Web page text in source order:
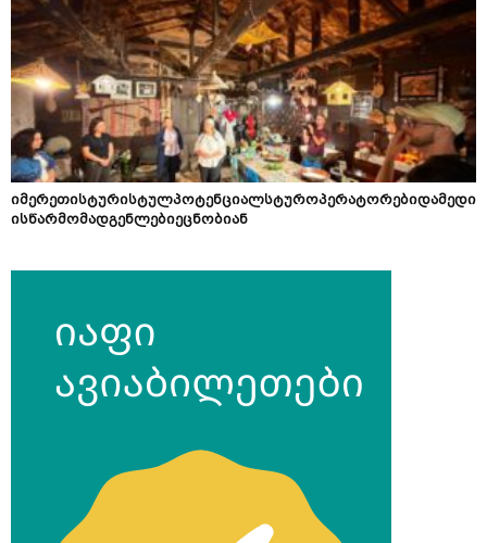
იმერეთისტურისტულპოტენციალსტუროპერატორებიდამედი
ისწარმომადგენლებიეცნობიან